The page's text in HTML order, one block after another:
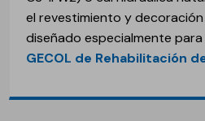
el revestimiento y
diseñado especialmente para
GECOL de Rehabilitación